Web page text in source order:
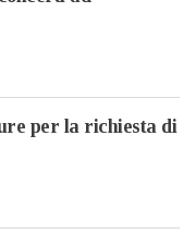
per la richiesta di